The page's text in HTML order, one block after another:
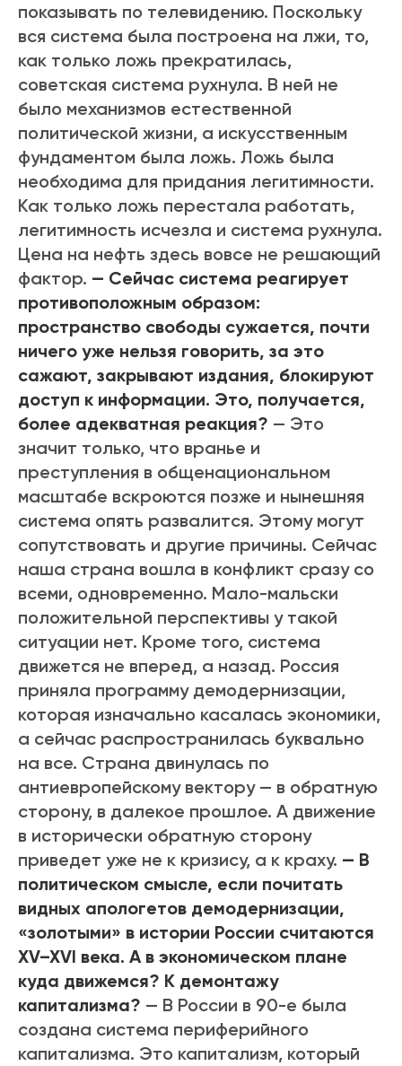
показывать по телевидению. Поскольку
вся система была построена на лжи, то,
как только ложь прекратилась,
советская система рухнула. В ней не
было механизмов естественной
политической жизни, а искусственным
фундаментом была ложь. Ложь была
необходима для придания легитимности.
Как только ложь перестала работать,
легитимность исчезла и система рухнула.
Цена на нефть здесь вовсе не решающий
фактор. — Сейчас система реагирует
противоположным образом:
пространство свободы сужается, почти
ничего уже нельзя говорить, за это
сажают, закрывают издания, блокируют
доступ к информации. Это, получается,
более адекватная реакция? — Это
значит только, что вранье и
преступления в общенациональном
масштабе вскроются позже и нынешняя
система опять развалится. Этому могут
сопутствовать и другие причины. Сейчас
наша страна вошла в конфликт сразу со
всеми, одновременно. Мало-мальски
положительной перспективы у такой
ситуации нет. Кроме того, система
движется не вперед, а назад. Россия
приняла программу демодернизации,
которая изначально касалась экономики,
а сейчас распространилась буквально
на все. Страна двинулась по
антиевропейскому вектору — в обратную
сторону, в далекое прошлое. А движение
в исторически обратную сторону
приведет уже не к кризису, а к краху. — В
политическом смысле, если почитать
видных апологетов демодернизации,
«золотыми» в истории России считаются
XV–XVI века. А в экономическом плане
куда движемся? К демонтажу
капитализма? — В России в 90-е была
создана система периферийного
капитализма. Это капитализм, который